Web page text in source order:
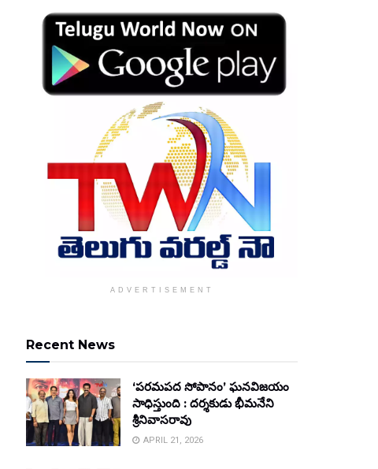
ADVERTISEMENT
Recent News
‘పరమపద సోపానం’ ఘనవిజయం
సాధిస్తుంది : దర్శకుడు భీమనేని
శ్రీనివాసరావు
APRIL 21, 2026